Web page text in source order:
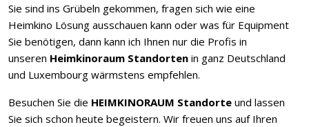
Sie sind ins Grübeln gekommen, fragen sich wie eine
Heimkino Lösung ausschauen kann oder was für Equipment
Sie benötigen, dann kann ich Ihnen nur die Profis in
unseren Heimkinoraum Standorten in ganz Deutschland
und Luxembourg wärmstens empfehlen.
Besuchen Sie die HEIMKINORAUM Standorte und lassen
Sie sich schon heute begeistern. Wir freuen uns auf Ihren